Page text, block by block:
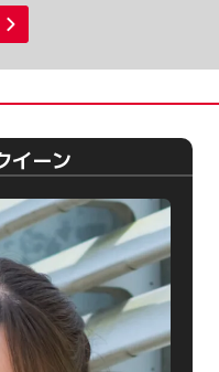
次へ
イーン